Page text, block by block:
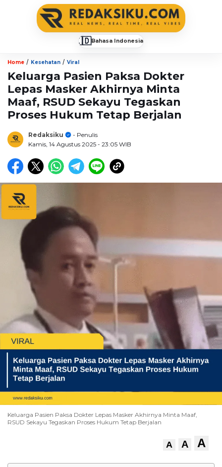
🇮🇩Bahasa Indonesia
Home / Kesehatan / Viral
Keluarga Pasien Paksa Dokter
Lepas Masker Akhirnya Minta
Maaf, RSUD Sekayu Tegaskan
Proses Hukum Tetap Berjalan
Redaksiku
- Penulis
Kamis, 14 Agustus 2025 - 23:05 WIB
Keluarga Pasien Paksa Dokter Lepas Masker Akhirnya Minta Maaf,
RSUD Sekayu Tegaskan Proses Hukum Tetap Berjalan
A A A